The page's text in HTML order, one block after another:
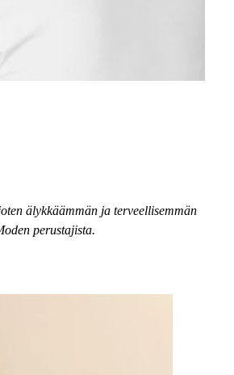
älykkäämmän ja terveellisemmän
perustajista.